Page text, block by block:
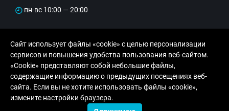
пн-вс 10:00 — 20:00
© Copyright 2013-2026 KERAMA MARAZZI, ООО
«Рутайл»
Сайт использует файлы «cookie» с целью персонализации
сервисов и повышения удобства пользования веб-сайтом.
«Cookie» представляют собой небольшие файлы,
содержащие информацию о предыдущих посещениях веб-
сайта. Если вы не хотите использовать файлы «cookie»,
измените настройки браузера.